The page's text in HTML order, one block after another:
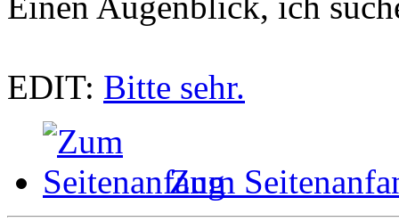
EDIT: Bitte sehr.
Zum